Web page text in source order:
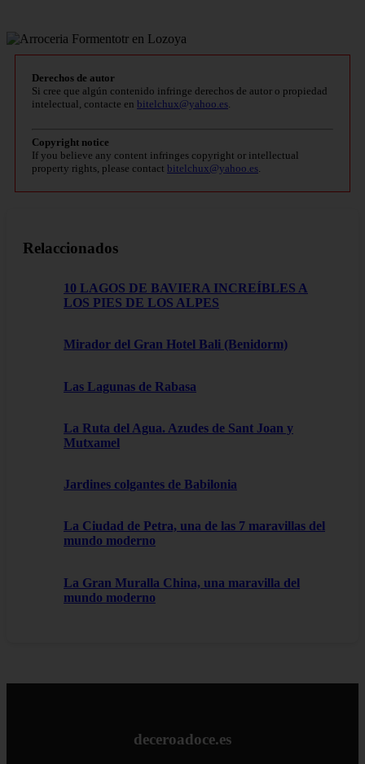
Derechos de autor
Si cree que algún contenido infringe derechos de autor o propiedad
intelectual, contacte en bitelchux@yahoo.es
Copyright notice
If you believe any content infringes copyright or intellectual
property rights, please contact bitelchux@yahoo.es
Relaccionados
10 LAGOS DE BAVIERA INCREÍBLES A
LOS PIES DE LOS ALPES
Mirador del Gran Hotel Bali (Benidorm)
Las Lagunas de Rabasa
La Ruta del Agua. Azudes de Sant Joan y
Mutxamel
Jardines colgantes de Babilonia
La Ciudad de Petra, una de las 7 maravillas del
mundo moderno
La Gran Muralla China, una maravilla del
mundo moderno
deceroadoce.es